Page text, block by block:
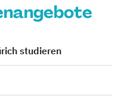
studieren